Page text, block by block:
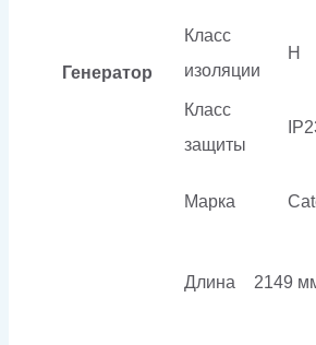
Генератор
Класс
изоляции
H
Класс
защиты
Марка
Длина 2149